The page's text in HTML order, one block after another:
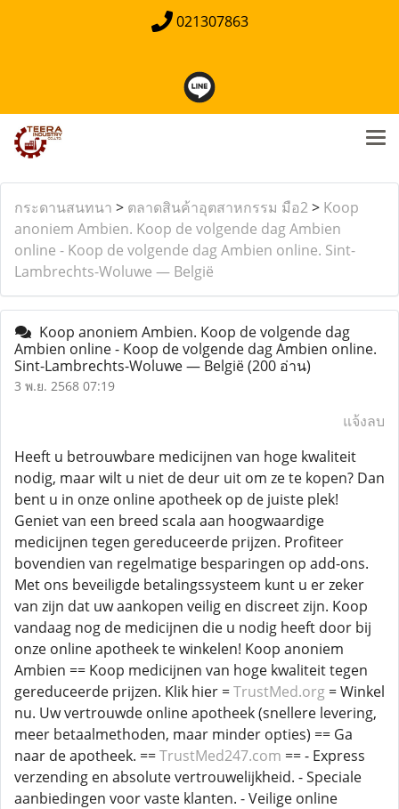
021307863
กระดานสนทนา > ตลาดสินค้าอุตสาหกรรม มือ2> Koop
anoniem Ambien. Koop de volgende dag Ambien
online - Koop de volgende dag Ambien online. Sint-
Lambrechts-Woluwe — België
Koop anoniem Ambien. Koop de volgende dag
Ambien online - Koop de volgende dag Ambien online.
Sint-Lambrechts-Woluwe — België(200 อ่าน)
3 พ.ย. 2568 07:19
แจ้งลบ
Heeft u betrouwbare medicijnen van hoge kwaliteit
nodig, maar wilt u niet de deur uit om ze te kopen? Dan
bent u in onze online apotheek op de juiste plek!
Geniet van een breed scala aan hoogwaardige
medicijnen tegen gereduceerde prijzen. Profiteer
bovendien van regelmatige besparingen op add-ons.
Met ons beveiligde betalingssysteem kunt u er zeker
van zijn dat uw aankopen veilig en discreet zijn. Koop
vandaag nog de medicijnen die u nodig heeft door bij
onze online apotheek te winkelen! Koop anoniem
Ambien == Koop medicijnen van hoge kwaliteit tegen
gereduceerde prijzen. Klik hier =TrustMed.org = Winkel
nu. Uw vertrouwde online apotheek (snellere levering,
meer betaalmethoden, maar minder opties) == Ga
naar de apotheek. ==TrustMed247.com == - Express
verzending en absolute vertrouwelijkheid. - Speciale
aanbiedingen voor vaste klanten. - Veilige online